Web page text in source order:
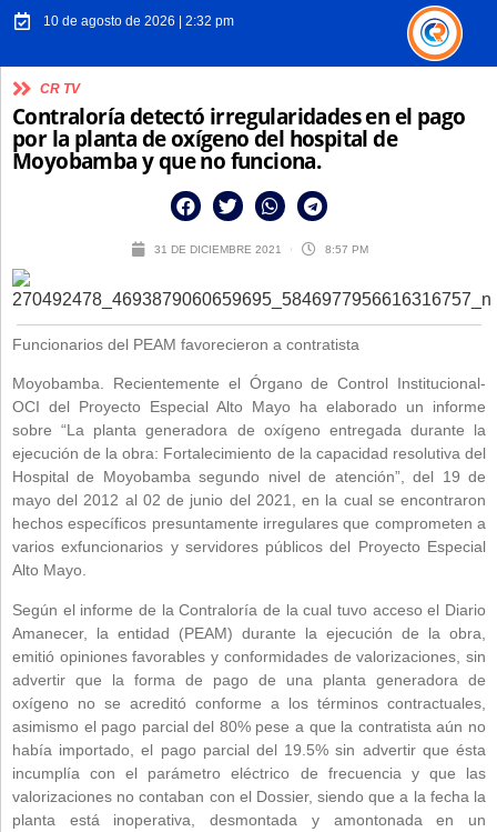
10 de agosto de 2026 | 2:32 pm
CR TV
Contraloría detectó irregularidades en el pago
por la planta de oxígeno del hospital de
Moyobamba y que no funciona.
31 DE DICIEMBRE 2021 8:57 PM
Funcionarios del PEAM favorecieron a contratista
Moyobamba. Recientemente el Órgano de Control Institucional-
OCI del Proyecto Especial Alto Mayo ha elaborado un informe
sobre “La planta generadora de oxígeno entregada durante la
ejecución de la obra: Fortalecimiento de la capacidad resolutiva del
Hospital de Moyobamba segundo nivel de atención”, del 19 de
mayo del 2012 al 02 de junio del 2021, en la cual se encontraron
hechos específicos presuntamente irregulares que comprometen a
varios exfuncionarios y servidores públicos del Proyecto Especial
Alto Mayo.
Según el informe de la Contraloría de la cual tuvo acceso el Diario
Amanecer, la entidad (PEAM) durante la ejecución de la obra,
emitió opiniones favorables y conformidades de valorizaciones, sin
advertir que la forma de pago de una planta generadora de
oxígeno no se acreditó conforme a los términos contractuales,
asimismo el pago parcial del 80% pese a que la contratista aún no
había importado, el pago parcial del 19.5% sin advertir que ésta
incumplía con el parámetro eléctrico de frecuencia y que las
valorizaciones no contaban con el Dossier, siendo que a la fecha la
planta está inoperativa, desmontada y amontonada en un